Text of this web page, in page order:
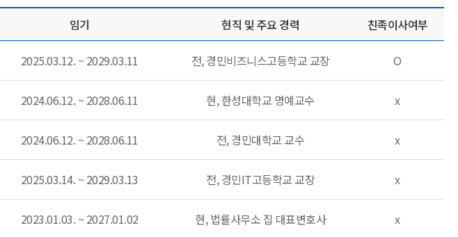
임기 현직 및 주요 경력 친족이사여부
2025.03.12. ~ 2029.03.11 전, 경민비즈니스고등학교 교장 O
2024.06.12. ~ 2028.06.11 현, 한성대학교 명예교수 x
2024.06.12. ~ 2028.06.11 전, 경민대학교 교수 x
2025.03.14. ~ 2029.03.13 전, 경민IT고등학교 교장 x
2023.01.03. ~ 2027.01.02 현, 법률사무소 집 대표변호사 x